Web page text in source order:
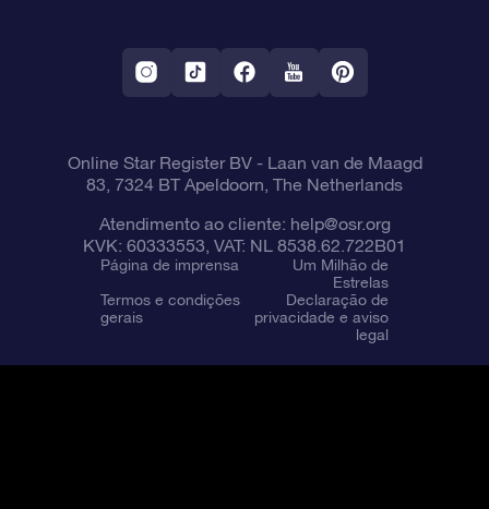
Aplicativo RV Fly me to the stars
Constelações
Online Star Register BV- Laan van de Maagd
83, 7324 BT Apeldoorn, The Netherlands
Atendimento ao cliente: help@osr.org
KVK: 60333553, VAT: NL 8538.62.722B01
Página de imprensa
Um Milhão de
Estrelas
Termos e condições
gerais
Declaração de
privacidade e aviso
legal